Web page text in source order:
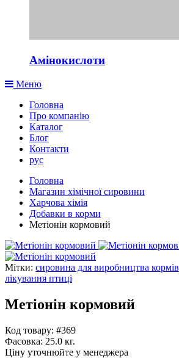
Амінокислоти
Меню
Головна
Про компанію
Каталог
Блог
Контакти
рус
Головна
Магазин хімічної сировини
Харчова хімія
Добавки в корми
Метіонін кормовий
Мітки: сировина для виробництва кормів
лікування птиці
Метіонін кормовий
Код товару: #369
Фасовка: 25.0 кг.
Ціну уточнюйте у менеджера